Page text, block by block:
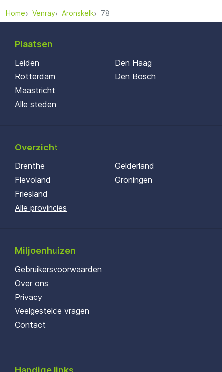
Home Venray Aronskelk 78
Plaatsen
Leiden
Rotterdam
Maastricht
Den Haag
Den Bosch
Alle steden
Overzicht
Drenthe
Flevoland
Friesland
Gelderland
Groningen
Alle provincies
Miljoenhuizen
Gebruikersvoorwaarden
Over ons
Privacy
Veelgestelde vragen
Contact